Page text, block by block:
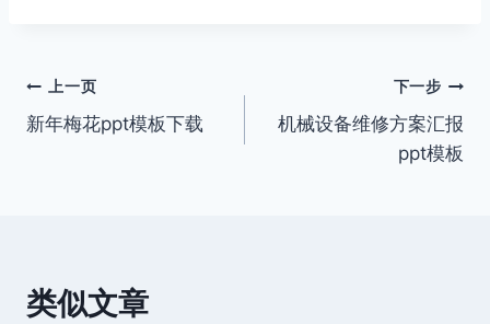
文
章
上一页
新年梅花ppt模板下载
下一步
机械设备维修方案汇报
ppt模板
类似文章